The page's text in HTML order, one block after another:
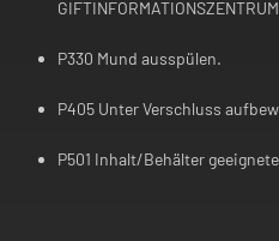
P330 Mund ausspülen.
P405 Unter Verschluss
P501 Inhalt/Behälter